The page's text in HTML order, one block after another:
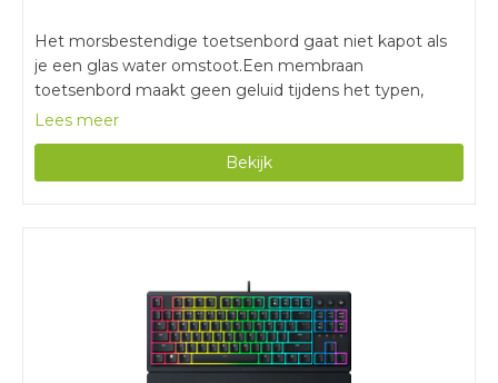
Het morsbestendige toetsenbord gaat niet kapot als
je een glas water omstoot.Een membraan
toetsenbord maakt geen geluid tijdens het typen,
waardoor je in alle rust gamet.Je gebruikt dit volledige
studie.Met een bedraad toetsenbord heb je minder
bewegingsvrijheid, omdat je altijd vastzit aan een
Lees meer
Bekijk